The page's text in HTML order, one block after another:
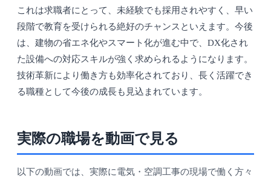
これは求職者にとって、未経験でも採用されやすく、早い
段階で教育を受けられる絶好のチャンスといえます。今後
は、建物の省エネ化やスマート化が進む中で、DX化され
た設備への対応スキルが強く求められるようになります。
技術革新により働き方も効率化されており、長く活躍でき
る職種として今後の成長も見込まれています。
実際の職場を動画で見る
以下の動画では、実際に電気・空調工事の現場で働く方々